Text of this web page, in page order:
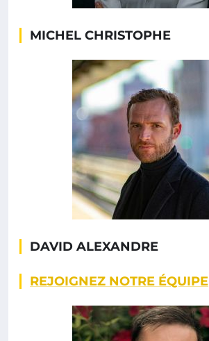
MICHEL CHRISTOPHE
DAVID ALEXANDRE
REJOIGNEZ NOTRE ÉQUIPE